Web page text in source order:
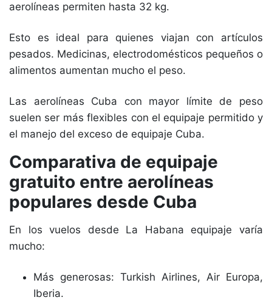
aerolíneas permiten hasta 32 kg.
Esto es ideal para quienes viajan con artículos
pesados. Medicinas, electrodomésticos pequeños o
alimentos aumentan mucho el peso.
Las aerolíneas Cuba con mayor límite de peso
suelen ser más flexibles con el equipaje permitido y
el manejo del exceso de equipaje Cuba.
Comparativa de equipaje
gratuito entre aerolíneas
populares desde Cuba
En los vuelos desde La Habana equipaje varía
mucho:
Más generosas: Turkish Airlines, Air Europa,
Iberia.